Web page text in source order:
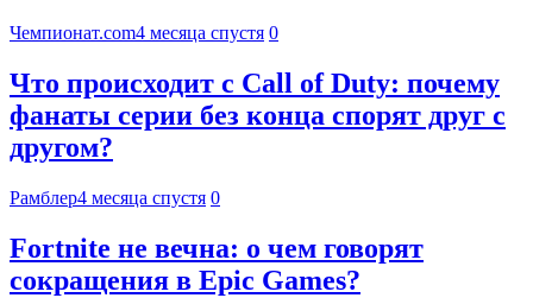
Чемпионат.com4 месяца спустя 0
Что происходит с Call of Duty: почему
фанаты серии без конца спорят друг с
другом?
Рамблер4 месяца спустя 0
Fortnite не вечна: о чем говорят
сокращения в Epic Games?